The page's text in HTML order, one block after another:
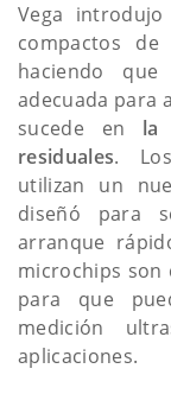
Vega
compactos
haciendo
adecuada para
sucede en la
residuales.
utilizan un
diseñó para
arranque
microchips son
para que
medición
aplicaciones.